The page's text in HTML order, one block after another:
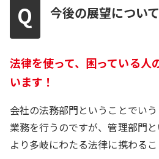
今後の展望について
法律を使って、困っている人
います！
会社の法務部門ということでい
業務を行うのですが、管理部門と
より多岐にわたる法律に携わるこ